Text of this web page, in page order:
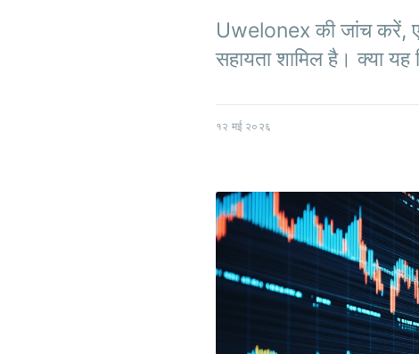
Uwelonex की जांच करें,
सहायता शामिल है। क्या यह
१२ मई २०२६